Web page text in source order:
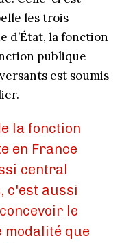
les trois
d’État, la fonction
publique
est soumis
la fonction
en France
central
c'est aussi
le
que